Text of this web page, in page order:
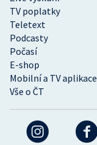
TV poplatky
Teletext
Podcasty
Počasí
E-shop
Mobilní a TV aplikace
Vše o ČT